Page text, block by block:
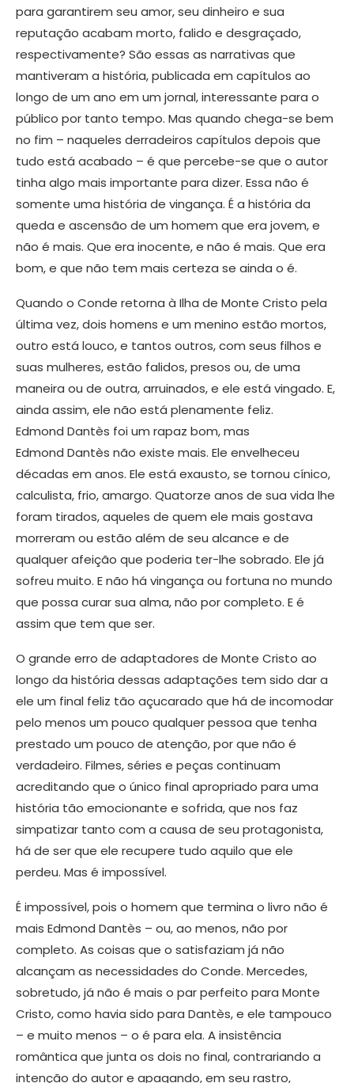
para garantirem seu amor, seu dinheiro e sua
reputação acabam morto, falido e desgraçado,
respectivamente? São essas as narrativas que
mantiveram a história, publicada em capítulos ao
longo de um ano em um jornal, interessante para o
público por tanto tempo. Mas quando chega-se bem
no fim – naqueles derradeiros capítulos depois que
tudo está acabado – é que percebe-se que o autor
tinha algo mais importante para dizer. Essa não é
somente uma história de vingança. É a história da
queda e ascensão de um homem que era jovem, e
não é mais. Que era inocente, e não é mais. Que era
bom, e que não tem mais certeza se ainda o é.
​Quando o Conde retorna à Ilha de Monte Cristo pela
última vez, dois homens e um menino estão mortos,
outro está louco, e tantos outros, com seus filhos e
suas mulheres, estão falidos, presos ou, de uma
maneira ou de outra, arruinados, e ele está vingado. E,
ainda assim, ele não está plenamente feliz.
Edmond Dantès foi um rapaz bom, mas
Edmond Dantès não existe mais. Ele envelheceu
décadas em anos. Ele está exausto, se tornou cínico,
calculista, frio, amargo. Quatorze anos de sua vida lhe
foram tirados, aqueles de quem ele mais gostava
morreram ou estão além de seu alcance e de
qualquer afeição que poderia ter-lhe sobrado. Ele já
sofreu muito. E não há vingança ou fortuna no mundo
que possa curar sua alma, não por completo. E é
assim que tem que ser.
​O grande erro de adaptadores de Monte Cristo ao
longo da história dessas adaptações tem sido dar a
ele um final feliz tão açucarado que há de incomodar
pelo menos um pouco qualquer pessoa que tenha
prestado um pouco de atenção, por que não é
verdadeiro. Filmes, séries e peças continuam
acreditando que o único final apropriado para uma
história tão emocionante e sofrida, que nos faz
simpatizar tanto com a causa de seu protagonista,
há de ser que ele recupere tudo aquilo que ele
perdeu. Mas é impossível.
É impossível, pois o homem que termina o livro não é
mais Edmond Dantès – ou, ao menos, não por
completo. As coisas que o satisfaziam já não
alcançam as necessidades do Conde. Mercedes,
sobretudo, já não é mais o par perfeito para Monte
Cristo, como havia sido para Dantès, e ele tampouco
– e muito menos – o é para ela. A insistência
romântica que junta os dois no final, contrariando a
intenção do autor e apagando, em seu rastro,